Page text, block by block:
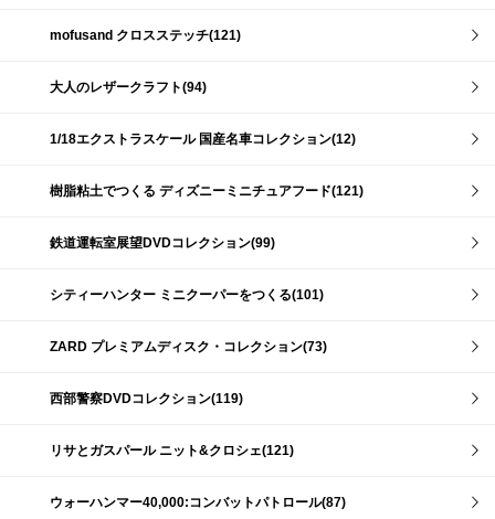
mofusand クロスステッチ(121)
大人のレザークラフト(94)
1/18エクストラスケール 国産名車コレクション(12)
樹脂粘土でつくる ディズニーミニチュアフード(121)
鉄道運転室展望DVDコレクション(99)
シティーハンター ミニクーパーをつくる(101)
ZARD プレミアムディスク・コレクション(73)
西部警察DVDコレクション(119)
リサとガスパール ニット&クロシェ(121)
ウォーハンマー40,000:コンバットパトロール(87)